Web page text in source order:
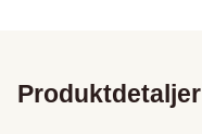
Produktdetaljer